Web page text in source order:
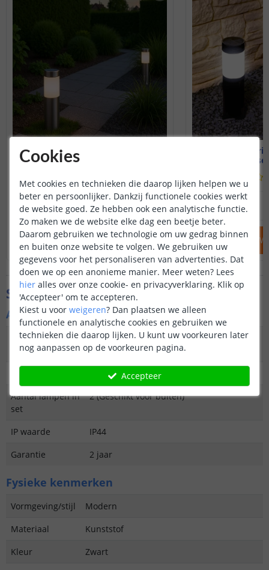
Solar priklamp Lucifer
Set van 2 - Warm wit
238 reviews
OP VOORRAAD 29,95
IN WINKELWAGEN
2x Solar
OP VOORRAAD
IN
Specificaties
Algemene kenmerken
Type
buitenverlichting
Priklamp
Decoratief
Aantal lampen in
set
2 (Geschikt voor buiten)
IP waarde
IP44
Garantie
2 jaar
Fysieke kenmerken
Vormgeving/stijl
Modern
Materiaal
Kunststof
Kleur
Zwart
Cookies
Met cookies en technieken die daarop lijken helpen we u
beter en persoonlijker. Dankzij functionele cookies werkt
de website goed. Ze hebben ook een analytische functie.
Zo maken we de website elke dag een beetje beter.
Daarom gebruiken we technologie om uw gedrag binnen
en buiten onze website te volgen. We gebruiken uw
gegevens voor het personaliseren van advertenties. Dat
doen we op een anonieme manier. Meer weten? Lees
hier alles over onze cookie- en privacyverklaring. Klik op
'Accepteer' om te accepteren.
Kiest u voor weigeren? Dan plaatsen we alleen
functionele en analytische cookies en gebruiken we
technieken die daarop lijken. U kunt uw voorkeuren later
nog aanpassen op de voorkeuren pagina.
Accepteer